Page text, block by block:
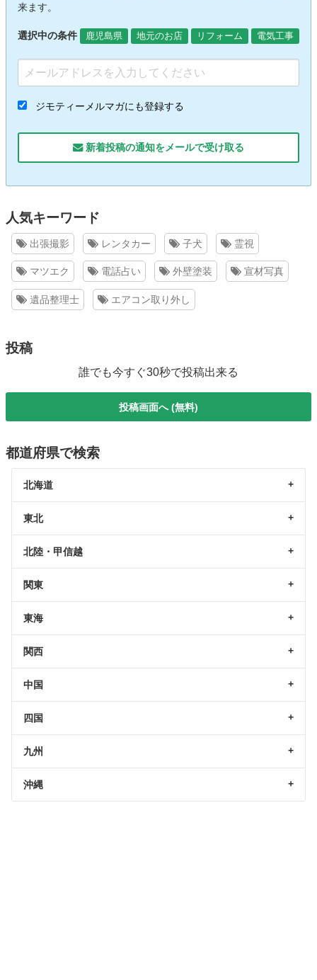
来ます。
選択中の条件 鹿児島県 地元のお店 リフォーム 電気工事
ジモティーメルマガにも登録する
新着投稿の通知をメールで受け取る
人気キーワード
出張撮影 レンタカー 子犬 霊視
マツエク 電話占い 外壁塗装 宣材写真
遺品整理士 エアコン取り外し
投稿
誰でも今すぐ30秒で投稿出来る
投稿画面へ (無料)
都道府県で検索
北海道
東北
北陸・甲信越
関東
東海
関西
中国
四国
九州
沖縄